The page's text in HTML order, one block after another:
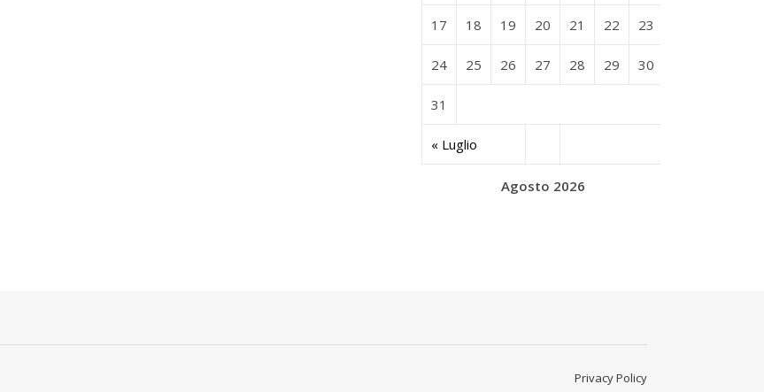
Agosto 2026
« Luglio
17 18 19 20 21 22 23
24 25 26 27 28 29 30
31
Privacy Policy